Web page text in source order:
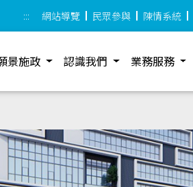
::: 網站導覽 民眾參與 陳情系統
景施政 認識我們 業務服務